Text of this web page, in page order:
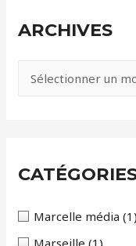
ARCHIVES
e
s
Marcelle média(1)